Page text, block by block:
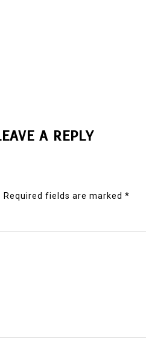
A REPLY
Required fields are marked *